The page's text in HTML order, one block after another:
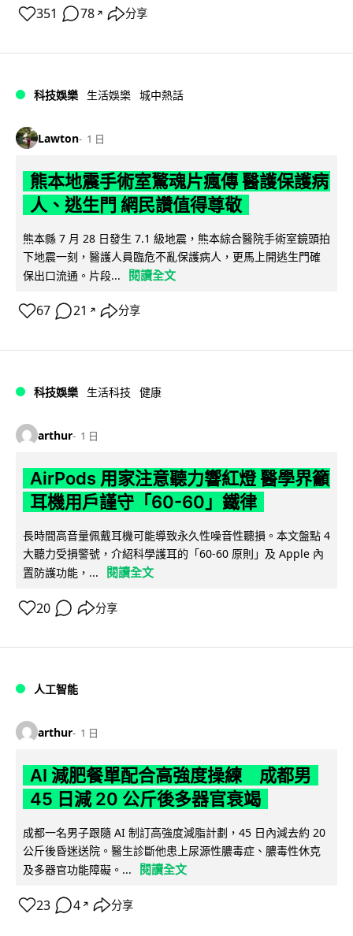
351 78 ↗ 分享
科技娛樂 生活娛樂 城中熱話
Lawton 1 日
熊本地震手術室驚魂片瘋傳 醫護保護病
人、逃生門 網民讚值得尊敬
熊本縣 7 月 28 日發生 7.1 級地震，熊本綜合醫院手術室鏡頭拍
下地震一刻，醫護人員臨危不亂保護病人，更馬上開逃生門確
保出口流通。片段...
閱讀全文
67 21 ↗ 分享
科技娛樂 生活科技 健康
arthur 1 日
AirPods 用家注意聽力響紅燈 醫學界籲
耳機用戶謹守「60-60」鐵律
長時間高音量佩戴耳機可能導致永久性噪音性聽損。本文盤點 4
大聽力受損警號，介紹科學護耳的「60-60 原則」及 Apple 內
置防護功能，...
閱讀全文
20 分享
人工智能
arthur 1 日
AI 減肥餐單配合高強度操練 成都男
45 日減 20 公斤後多器官衰竭
成都一名男子跟隨 AI 制訂高強度減脂計劃，45 日內減去約 20
公斤後昏迷送院。醫生診斷他患上尿源性膿毒症、膿毒性休克
及多器官功能障礙。...
閱讀全文
23 4 ↗ 分享